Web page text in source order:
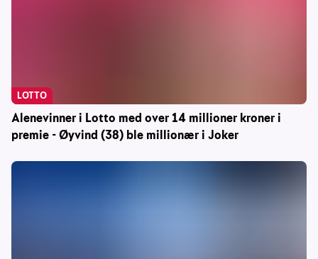
Alenevinner i Lotto med over 14 millioner kroner i
premie - Øyvind (38) ble millionær i Joker
LOTTO